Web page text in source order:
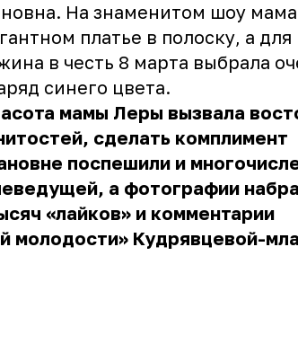
На знаменитом шоу
платье в полоску, а для
в честь 8 марта выбрала
синего цвета.
мамы Леры вызвала
сделать комплимент
поспешили и
а фотографии
«лайков» и комментарии
молодости» Кудрявцевой-